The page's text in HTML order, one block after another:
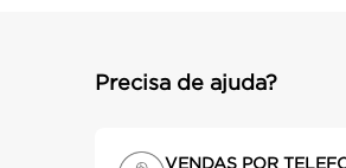
Precisa de ajuda?
VENDAS POR